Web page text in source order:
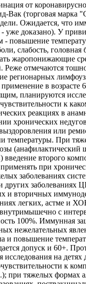
от
Вак (торговая марка
Ожидается, что
- уже доказано). У
- повышение
слабость, головная
жаропонижающие
Реже отмечаются
регионарных
в возрасте
планируются
к
реакциях в
хронических
или
температуры. При
второго
при
заболеваниях
других заболеваниях
и вторичных
легких, астме и
с
100%. Иммунная
нежелательных
и повышение
допуск и 60+.
на детях
к
при тяжелых формах